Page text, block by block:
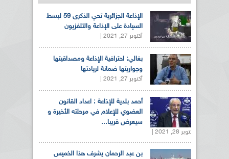
الإذاعة الجزائرية تحي الذكرى 59 لبسط
السيادة على الإذاعة والتلفزيون
أكتوبر 27, 2021 |
بغالي: احترافية الإذاعة ومصداقيتها
وجواريتها ضمانة لريادتها
أكتوبر 27, 2021 |
أحمد بلدية للإذاعة : اعداد القانون
العضوي للإعلام في مرحلته الأخيرة و
سيعرض قريبا...
أكتوبر 28, 2021 |
بن عبد الرحمان يشرف هذا الخميس